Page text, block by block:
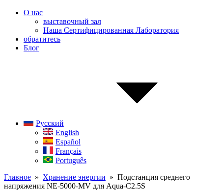
О нас
выставочный зал
Наша Сертифицированная Лаборатория
обратитесь
Блог
Русский
English
Español
Français
Português
Главное » Хранение энергии » Подстанция среднего
напряжения NE-5000-MV для Aqua-C2.5S